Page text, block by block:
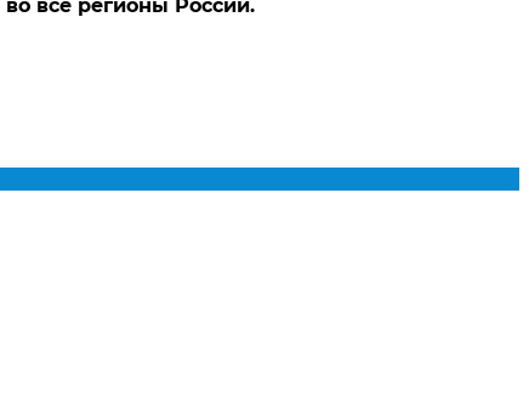
во все регионы России.